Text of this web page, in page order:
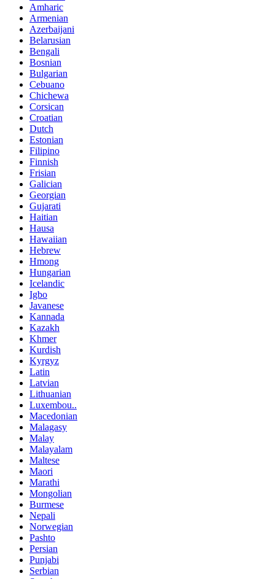
Amharic
Armenian
Azerbaijani
Belarusian
Bengali
Bosnian
Bulgarian
Cebuano
Chichewa
Corsican
Croatian
Dutch
Estonian
Filipino
Finnish
Frisian
Galician
Georgian
Gujarati
Haitian
Hausa
Hawaiian
Hebrew
Hmong
Hungarian
Icelandic
Igbo
Javanese
Kannada
Kazakh
Khmer
Kurdish
Kyrgyz
Latin
Latvian
Lithuanian
Luxembou..
Macedonian
Malagasy
Malay
Malayalam
Maltese
Maori
Marathi
Mongolian
Burmese
Nepali
Norwegian
Pashto
Persian
Punjabi
Serbian